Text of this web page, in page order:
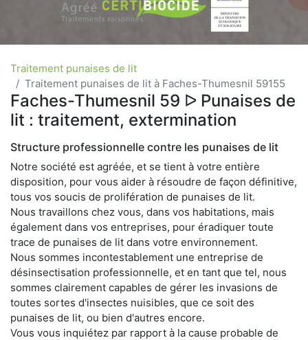
Traitement punaises de lit
Traitement punaises de lit à Faches-Thumesnil 59155
Faches-Thumesnil 59 ᐅ Punaises de
lit : traitement, extermination
Structure professionnelle contre les punaises de lit
Notre société est agréée, et se tient à votre entière
disposition, pour vous aider à résoudre de façon définitive,
tous vos soucis de prolifération de punaises de lit.
Nous travaillons chez vous, dans vos habitations, mais
également dans vos entreprises, pour éradiquer toute
trace de punaises de lit dans votre environnement.
Nous sommes incontestablement une entreprise de
désinsectisation professionnelle, et en tant que tel, nous
sommes clairement capables de gérer les invasions de
toutes sortes d'insectes nuisibles, que ce soit des
punaises de lit, ou bien d'autres encore.
Vous vous inquiétez par rapport à la cause probable de